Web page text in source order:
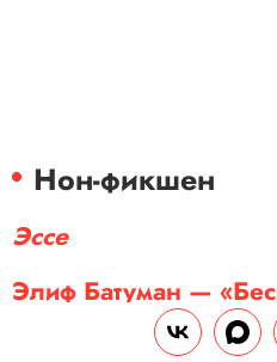
Нон-фикшен
Эссе
Элиф Батуман —
русской литературы